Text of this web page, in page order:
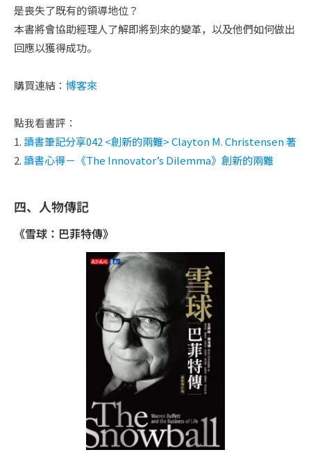
是喪失了既有的領導地位？
本書將會協助經理人了解即將到來的變革，以及他們如何做出
回應以獲得成功。
購買連結： 博客來
點我看書評：
1. 讀書筆記分享042 <創新的兩難> Clayton M. Christensen 著
2. 讀書心得－《The Innovator’s Dilemma》創新的兩難
四、人物傳記
《雪球：巴菲特傳》